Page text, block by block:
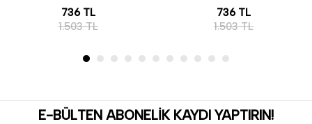
736TL
1.503TL
736 TL
1.503TL
E-BÜLTEN ABONELİK KAYDI YAPTIRIN!